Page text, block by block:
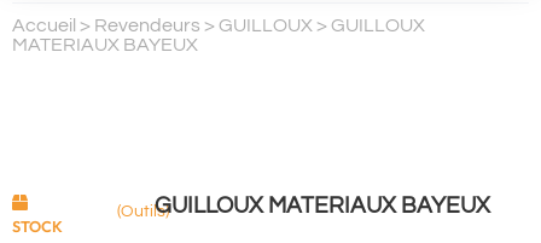
Accueil > Revendeurs > GUILLOUX > GUILLOUX
MATERIAUX BAYEUX
STOCK
(Outils)GUILLOUX MATERIAUX BAYEUX